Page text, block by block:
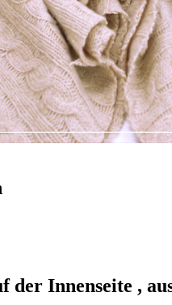
der Innenseite ,